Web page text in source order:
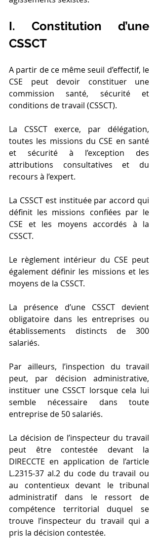
I. Constitution d’une
CSSCT
A partir de ce même seuil d’effectif, le
CSE peut devoir constituer une
commission santé, sécurité et
conditions de travail (CSSCT).
La CSSCT exerce, par délégation,
toutes les missions du CSE en santé
et sécurité à l’exception des
attributions consultatives et du
recours à l’expert.
La CSSCT est instituée par accord qui
définit les missions confiées par le
CSE et les moyens accordés à la
CSSCT.
Le règlement intérieur du CSE peut
également définir les missions et les
moyens de la CSSCT.
La présence d’une CSSCT devient
obligatoire dans les entreprises ou
établissements distincts de 300
salariés.
Par ailleurs, l’inspection du travail
peut, par décision administrative,
instituer une CSSCT lorsque cela lui
semble nécessaire dans toute
entreprise de 50 salariés.
La décision de l’inspecteur du travail
peut être contestée devant la
DIRECCTE en application de l’article
L.2315-37 al.2 du code du travail ou
au contentieux devant le tribunal
administratif dans le ressort de
compétence territorial duquel se
trouve l’inspecteur du travail qui a
pris la décision contestée.